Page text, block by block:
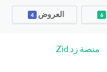
6 العروض 4
منصة زد Zid